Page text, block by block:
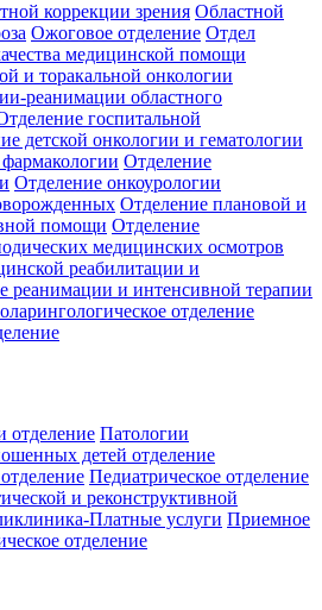
коррекции зрения Областной
Ожоговое отделение Отдел
медицинской помощи
и торакальной онкологии
реанимации областного
госпитальной
детской онкологии и гематологии
Отделение
Отделение онкоурологии
Отделение плановой и
помощи Отделение
медицинских осмотров
реабилитации и
реанимации и интенсивной терапии
отделение
отделение Патологии
детей отделение
Педиатрическое отделение
и реконструктивной
Платные услуги Приемное
отделение